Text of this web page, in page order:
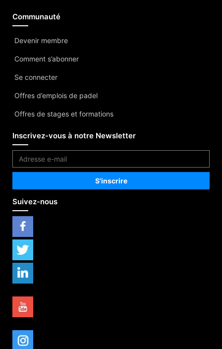
Communauté
Devenir membre
Comment s’abonner
Se connecter
Offres d’emplois de padel
Offres de stages et formations
Inscrivez-vous à notre Newsletter
Suivez-nous